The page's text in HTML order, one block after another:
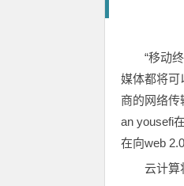
“移动
媒体都将可
商的网络传
an yousefi
在向web
云计算